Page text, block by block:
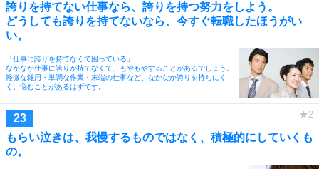
誇りを持てない仕事なら、誇りを持つ努力をしよう。
どうしても誇りを持てないなら、今すぐ転職したほうがい
い。
「仕事に誇りを持てなくて困っている」
なかなか仕事に誇りが持てなくて、もやもやすることがあるでしょう。
軽微な雑用・単調な作業・末端の仕事など、なかなか誇りを持ちにく
く、悩むことがあるはずです。
もらい泣きは、我慢するものではなく、積極的にしていくも
の。